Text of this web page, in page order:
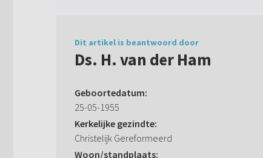
Dit artikel is beantwoord door
Ds. H. van der Ham
Geboortedatum:
25-05-1955
Kerkelijke gezindte:
Christelijk Gereformeerd
Woon/standplaats: